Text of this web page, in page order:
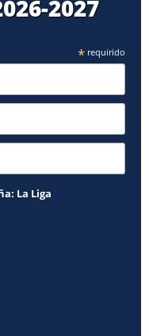
2027
*requirido
La Liga